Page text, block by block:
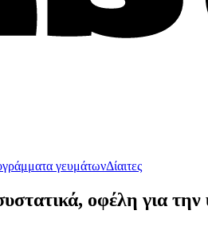
γευμάτωνΔίαιτες
οφέλη για την